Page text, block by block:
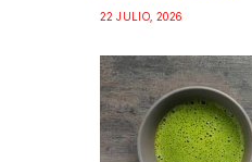
22 JULIO, 2026